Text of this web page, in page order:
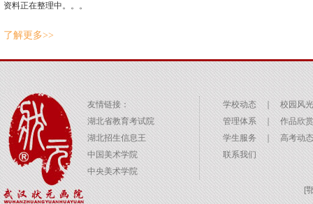
资料正在整理中。。。
了解更多>>
友情链接：
湖北省教育考试院
湖北招生信息王
中国美术学院
中央美术学院
学校动态 ｜
校园风光
管理体系
｜ 作品欣赏
学生服务
｜ 高考动态
联系我们
[